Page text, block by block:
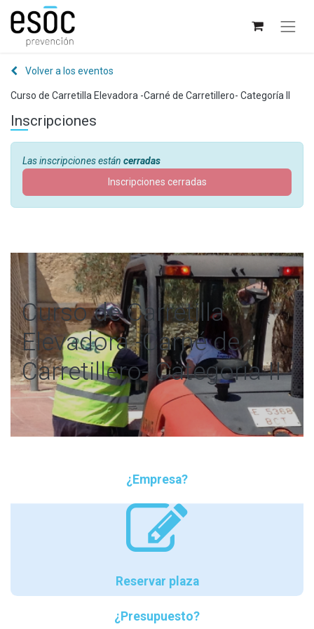
Volver a los eventos
Curso de Carretilla Elevadora -Carné de Carretillero- Categoría II
Inscripciones
Las inscripciones están cerradas
Inscripciones cerradas
Curso de Carretilla
Elevadora -Carné de
Carretillero- Categoría II
¿Empresa?
Reservar plaza
¿Presupuesto?